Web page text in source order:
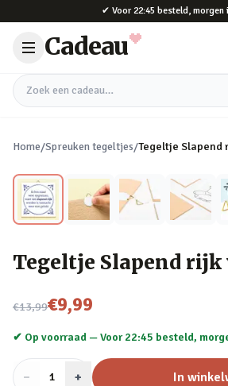
✔ Voor 22:45 besteld, morgen
Cadeau
Zoek een cadeau
Home/Spreuken tegeltjes/Tegeltje Slapend
Tegeltje Slapend rijk
€13,99
Nu voor
€9,99
✔ Op voorraad —Voor 22:45 besteld,
− Aantal
1 + In